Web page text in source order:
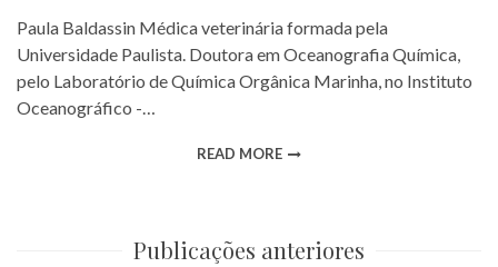
Paula Baldassin Médica veterinária formada pela
Universidade Paulista. Doutora em Oceanografia Química,
pelo Laboratório de Química Orgânica Marinha, no Instituto
Oceanográfico -…
READ MORE
Publicações anteriores